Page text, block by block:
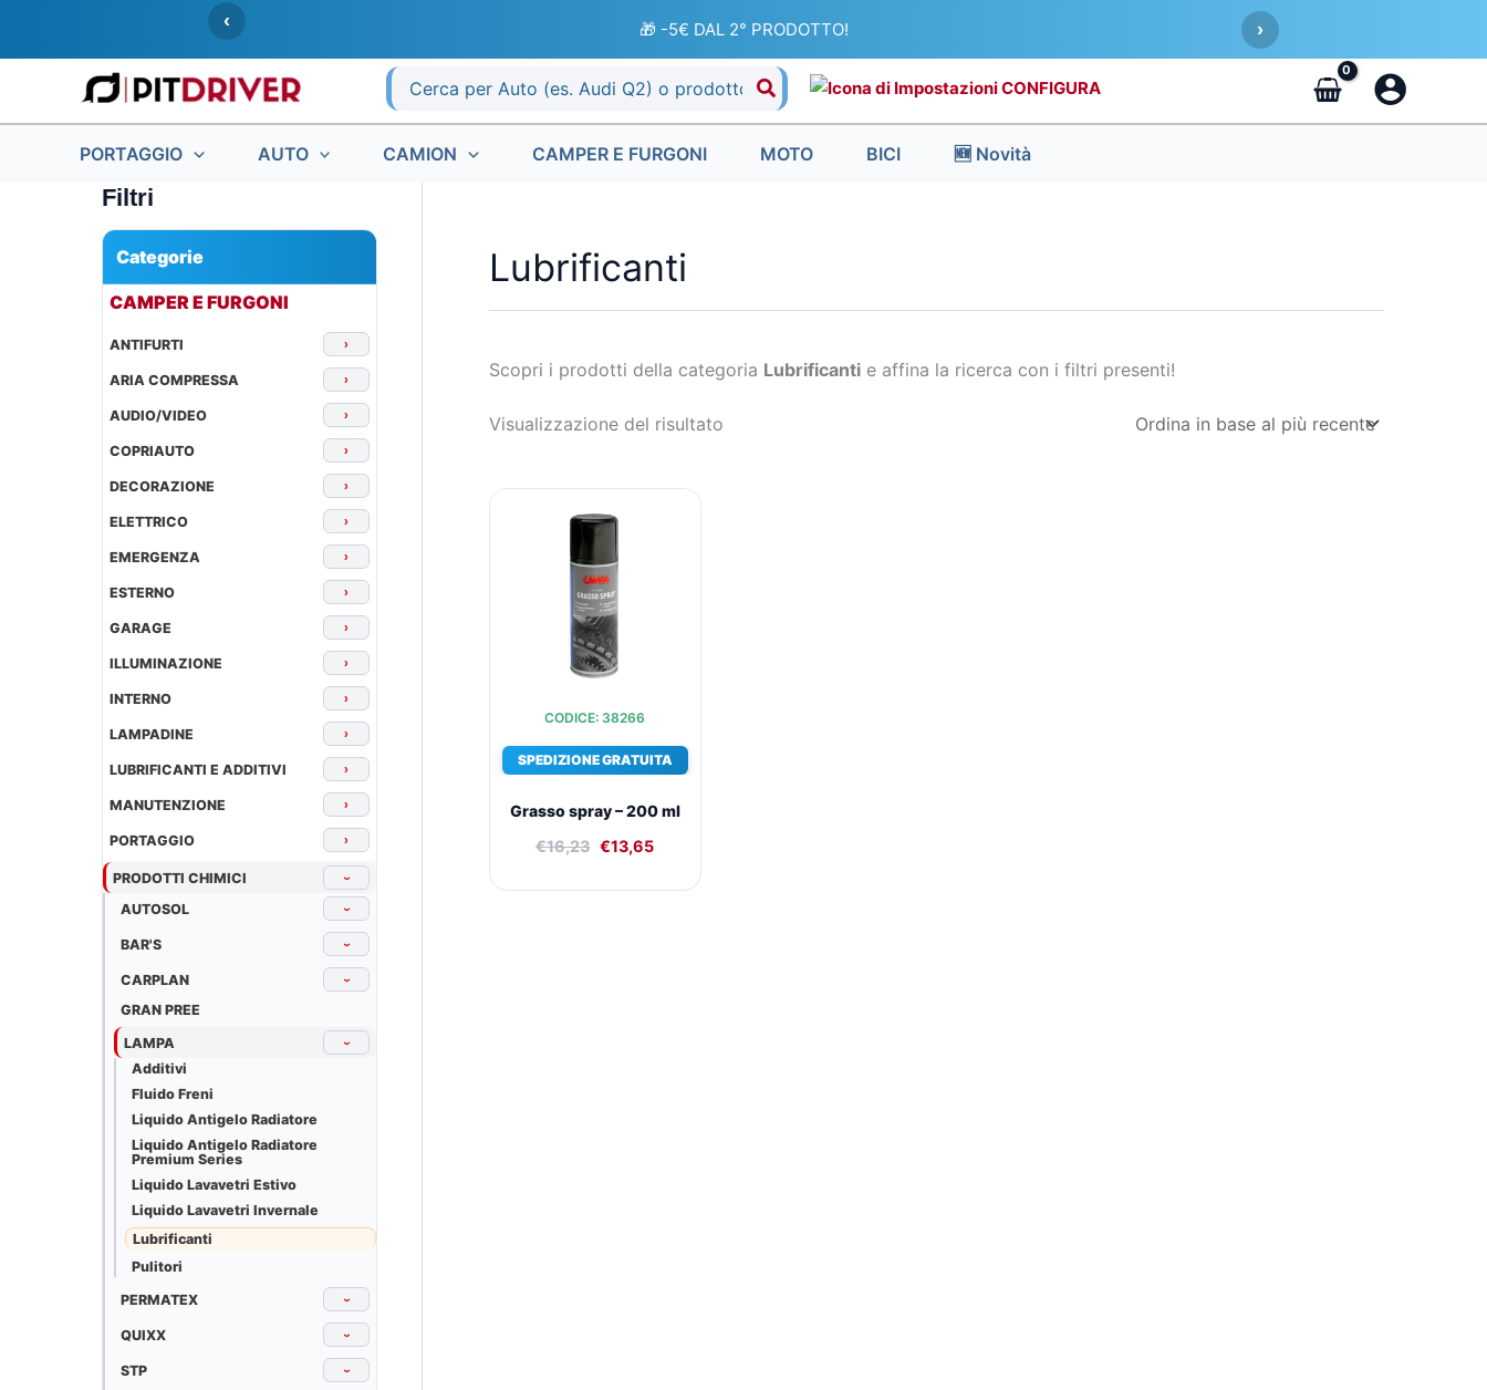
‹ 🎁 -5€ DAL 2° PRODOTTO! ›
Ricerca
per:
CONFIGURA
PORTAGGIO AUTO CAMION CAMPER E FURGONI MOTO BICI 🆕 Novità
Filtri
Categorie
CAMPER E FURGONI
ANTIFURTI ›
ARIA COMPRESSA ›
AUDIO/VIDEO ›
COPRIAUTO ›
DECORAZIONE ›
ELETTRICO ›
EMERGENZA ›
ESTERNO ›
GARAGE ›
ILLUMINAZIONE ›
INTERNO ›
LAMPADINE ›
LUBRIFICANTI E ADDITIVI ›
MANUTENZIONE ›
PORTAGGIO ›
PRODOTTI CHIMICI ›
AUTOSOL ›
BAR'S ›
CARPLAN ›
GRAN PREE
LAMPA
›
Additivi
Fluido Freni
Liquido Antigelo Radiatore
Liquido Antigelo Radiatore
Premium Series
Liquido Lavavetri Estivo
Liquido Lavavetri Invernale
Lubrificanti
Pulitori
PERMATEX
›
QUIXX ›
STP ›
Lubrificanti
Scopri i prodotti della categoria Lubrificanti e affina la ricerca con i filtri presenti!
Visualizzazione del risultato
CODICE: 38266
SPEDIZIONE GRATUITA
Grasso spray – 200 ml
€16,23
prezzo
era:
€16,23.
€13,65